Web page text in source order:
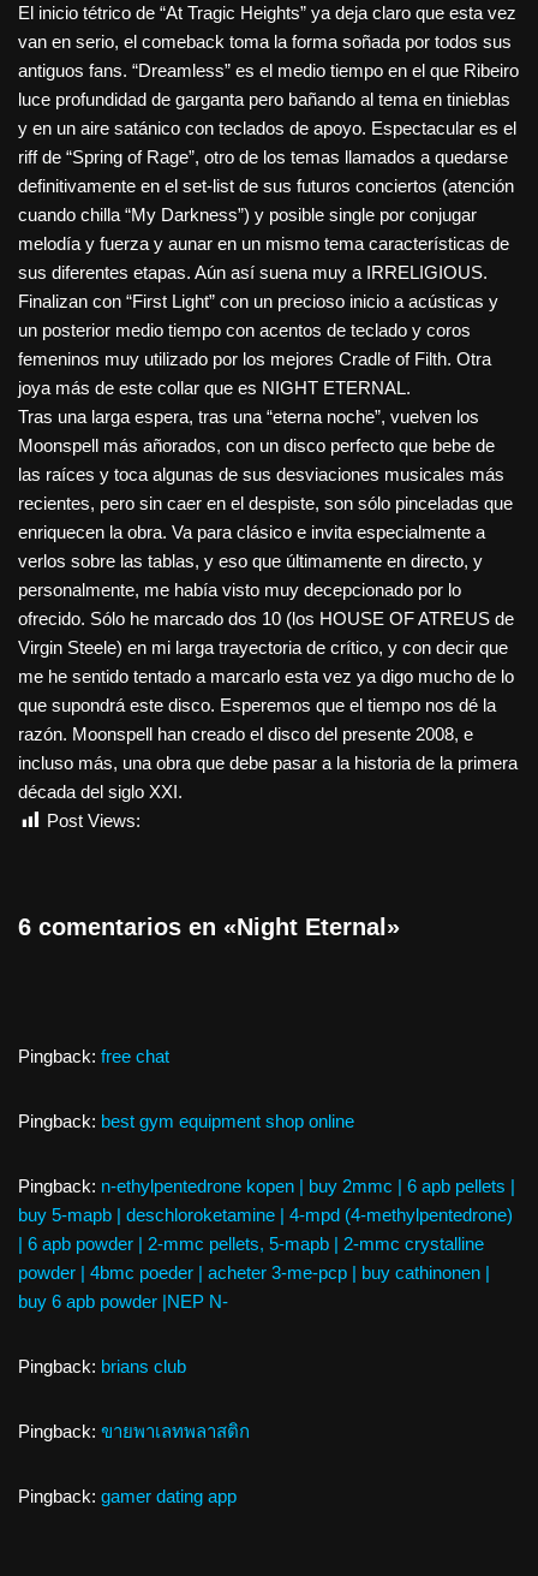
El inicio tétrico de “At Tragic Heights” ya deja claro que esta vez
van en serio, el comeback toma la forma soñada por todos sus
antiguos fans. “Dreamless” es el medio tiempo en el que Ribeiro
luce profundidad de garganta pero bañando al tema en tinieblas
y en un aire satánico con teclados de apoyo. Espectacular es el
riff de “Spring of Rage”, otro de los temas llamados a quedarse
definitivamente en el set-list de sus futuros conciertos (atención
cuando chilla “My Darkness”) y posible single por conjugar
melodía y fuerza y aunar en un mismo tema características de
sus diferentes etapas. Aún así suena muy a IRRELIGIOUS.
Finalizan con “First Light” con un precioso inicio a acústicas y
un posterior medio tiempo con acentos de teclado y coros
femeninos muy utilizado por los mejores Cradle of Filth. Otra
joya más de este collar que es NIGHT ETERNAL.
Tras una larga espera, tras una “eterna noche”, vuelven los
Moonspell más añorados, con un disco perfecto que bebe de
las raíces y toca algunas de sus desviaciones musicales más
recientes, pero sin caer en el despiste, son sólo pinceladas que
enriquecen la obra. Va para clásico e invita especialmente a
verlos sobre las tablas, y eso que últimamente en directo, y
personalmente, me había visto muy decepcionado por lo
ofrecido. Sólo he marcado dos 10 (los HOUSE OF ATREUS de
Virgin Steele) en mi larga trayectoria de crítico, y con decir que
me he sentido tentado a marcarlo esta vez ya digo mucho de lo
que supondrá este disco. Esperemos que el tiempo nos dé la
razón. Moonspell han creado el disco del presente 2008, e
incluso más, una obra que debe pasar a la historia de la primera
década del siglo XXI.
Post Views:
6 comentarios en «Night Eternal»
Pingback: free chat
Pingback: best gym equipment shop online
Pingback: n-ethylpentedrone kopen | buy 2mmc | 6 apb pellets |
buy 5-mapb | deschloroketamine | 4-mpd (4-methylpentedrone)
| 6 apb powder | 2-mmc pellets, 5-mapb | 2-mmc crystalline
powder | 4bmc poeder | acheter 3-me-pcp | buy cathinonen |
buy 6 apb powder |NEP N-
Pingback: brians club
Pingback: ขายพาเลทพลาสติก
Pingback: gamer dating app